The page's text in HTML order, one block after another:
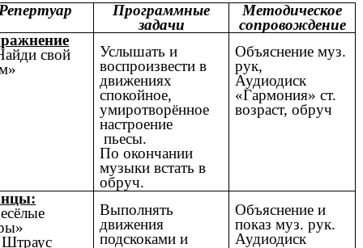
Программные
задачи
Методическое
сопровождение
свой
Услышать и
воспроизвести в
движениях
спокойное,
умиротворённое
настроение
пьесы.
По окончании
музыки встать в
обруч.
Объяснение муз.
рук,
Аудиодиск
«Гармония» ст.
возраст, обруч
Выполнять
движения
подскоками и
Объяснение и
показ муз. рук.
Аудиодиск